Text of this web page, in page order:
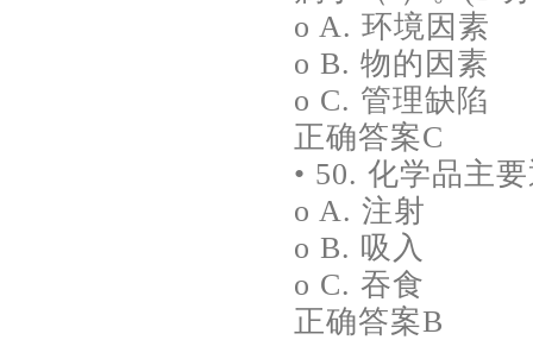
o A. 环境因素
o B. 物的因素
o C. 管理缺陷
正确答案C
• 50. 化学品主
o A. 注射
o B. 吸入
o C. 吞食
正确答案B